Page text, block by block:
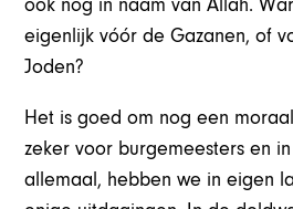
ook nog in naam van Allah.
eigenlijk vóór de Gazanen, of
Joden?
Het is goed om nog een
zeker voor burgemeesters en
allemaal, hebben we in eigen